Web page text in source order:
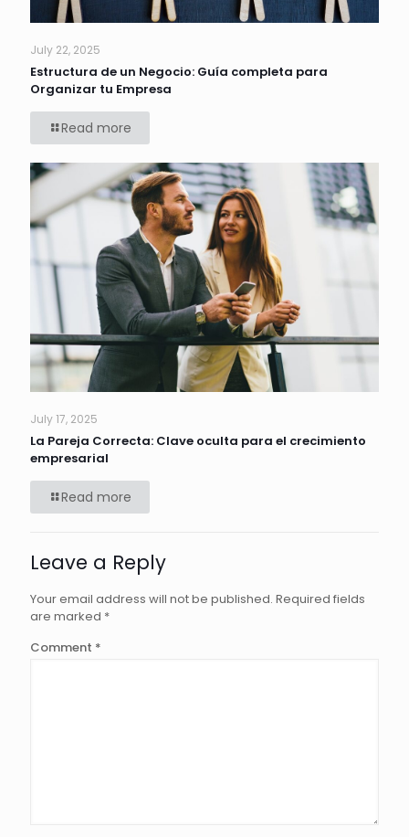
July 22, 2025
Estructura de un Negocio: Guía completa para
Organizar tu Empresa
Read more
July 17, 2025
La Pareja Correcta: Clave oculta para el crecimiento
empresarial
Read more
Leave a Reply
Your email address will not be published. Required fields
are marked *
Comment *